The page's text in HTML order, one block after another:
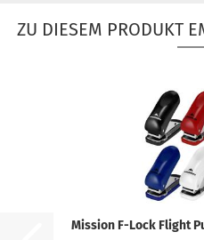
ZU DIESEM PRODUKT
Mission F-Lock Flight